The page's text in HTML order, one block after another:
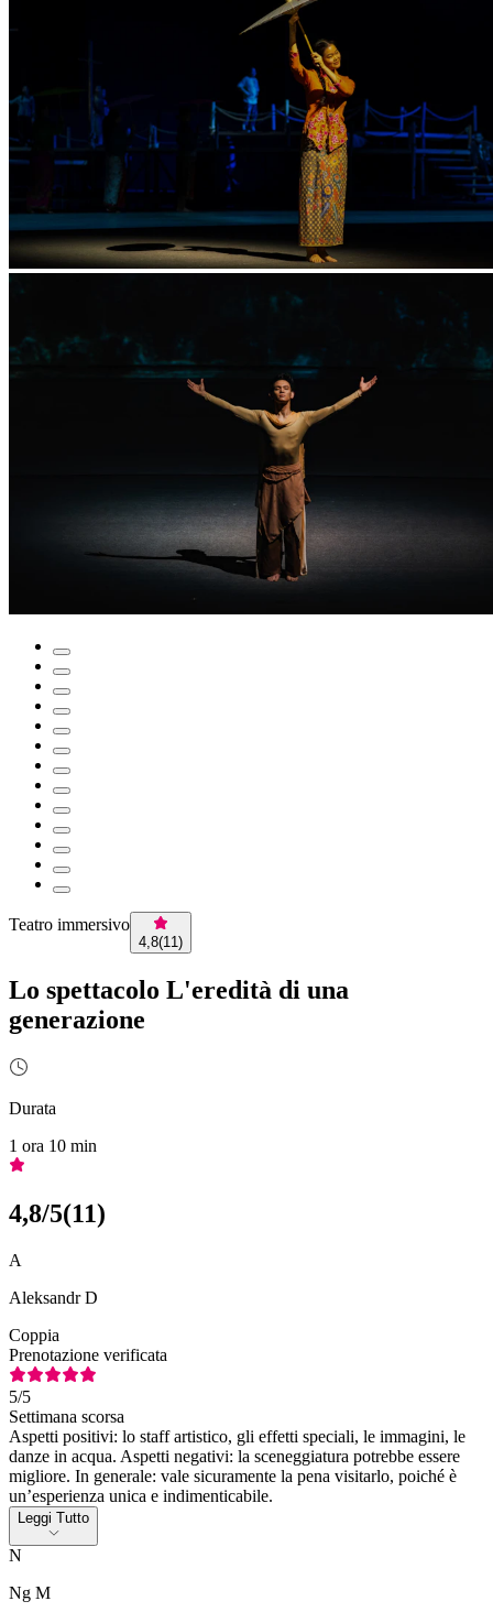
Teatro immersivo
4,8(11)
Lo spettacolo L'eredità di una
generazione
Durata
1 ora 10 min
4,8/5(11)
A
Aleksandr D
Coppia
Prenotazione verificata
5/5
Settimana scorsa
Aspetti positivi: lo staff artistico, gli effetti speciali, le immagini, le
danze in acqua. Aspetti negativi: la sceneggiatura potrebbe essere
migliore. In generale: vale sicuramente la pena visitarlo, poiché è
un’esperienza unica e indimenticabile.
Leggi Tutto
N
Ng M